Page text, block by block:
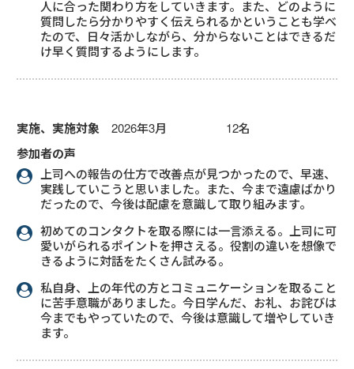
人に合った関わり方をしていきます。また、どのように
質問したら分かりやすく伝えられるかということも学べ
たので、日々活かしながら、分からないことはできるだ
け早く質問するようにします。
実施、実施対象 2026年3月 12名
参加者の声
上司への報告の仕方で改善点が見つかったので、早速、
実践していこうと思いました。また、今まで遠慮ばかり
だったので、今後は配慮を意識して取り組みます。
初めてのコンタクトを取る際には一言添える。上司に可
愛いがられるポイントを押さえる。役割の違いを想像で
きるように対話をたくさん試みる。
私自身、上の年代の方とコミュニケーションを取ること
に苦手意職がありました。今日学んだ、お礼、お詫びは
今までもやっていたので、今後は意識して増やしていき
ます。